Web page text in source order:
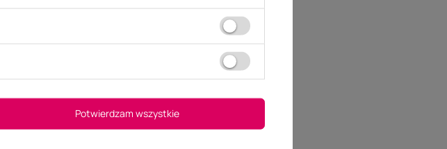
Potwierdzam wszystkie